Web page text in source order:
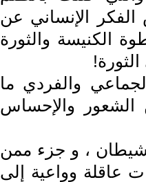
الإنساني عن
الكنيسة والثورة
والفردي ما
الشعور والإحساس
، و جزء ممن
عاقلة وواعية إلى